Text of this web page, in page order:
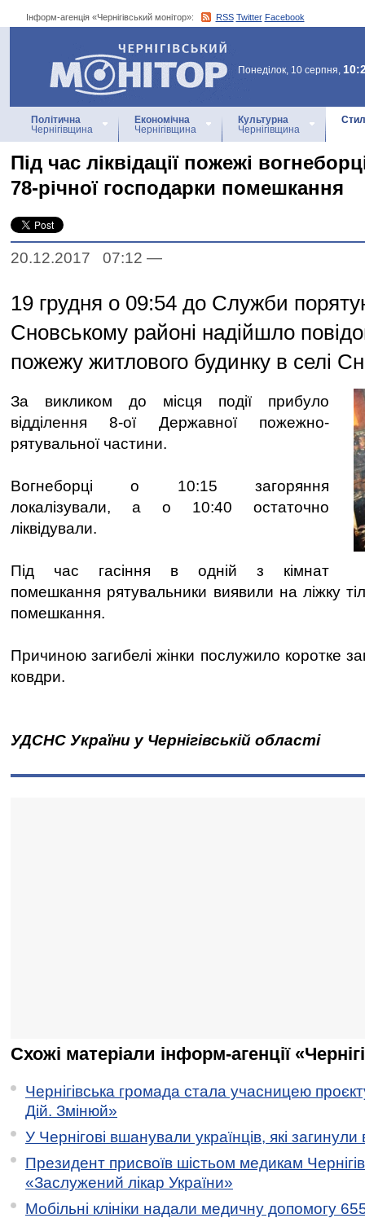
Інформ-агенція «Чернігівський монітор»: RSS Twitter Facebook
Інформ-агенція
«Чернігівський монітор»
Понеділок, 10 серпня,
Політична
Чернігівщина
Економічна
Чернігівщина
Культурна
Чернігівщина
Під час ліквідації пожежі
78-річної господарки помешкання
20.12.2017 07:12 —
19 грудня о 09:54 до Служби
Сновському районі надійшло
пожежу житлового будинку в селі
За викликом до місця події прибуло
відділення 8-ої Державної пожежно-
рятувальної частини.
Вогнеборці о 10:15 загоряння
локалізували, а о 10:40 остаточно
ліквідували.
Під час гасіння в одній з кімнат
помешкання рятувальники виявили на ліжку
помешкання.
Причиною загибелі жінки послужило коротке
ковдри.
УДСНС України у Чернігівській області
Схожі матеріали інформ-агенції
Чернігівська громада стала учасницею
Дій. Змінюй»
У Чернігові вшанували українців, які загинули
Президент присвоїв шістьом медикам
«Заслужений лікар України»
Мобільні клініки надали медичну допомогу